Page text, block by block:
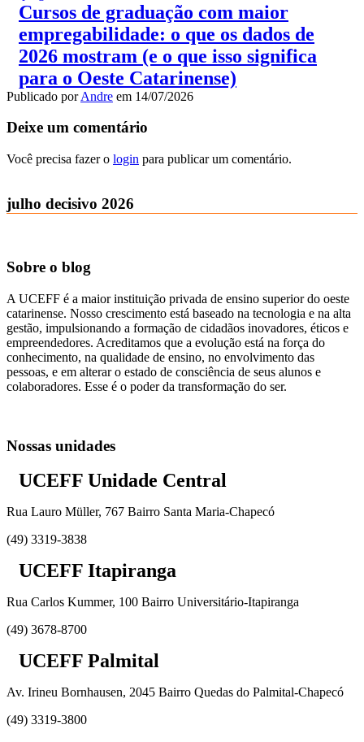
Cursos de graduação com maior
empregabilidade: o que os dados de
2026 mostram (e o que isso significa
para o Oeste Catarinense)
Publicado porAndre em 14/07/2026
Deixe um comentário
Você precisa fazer o login para publicar um comentário.
julho decisivo 2026
Sobre o blog
A UCEFF é a maior instituição privada de ensino superior do oeste
catarinense. Nosso crescimento está baseado na tecnologia e na alta
gestão, impulsionando a formação de cidadãos inovadores, éticos e
empreendedores. Acreditamos que a evolução está na força do
conhecimento, na qualidade de ensino, no envolvimento das
pessoas, e em alterar o estado de consciência de seus alunos e
colaboradores. Esse é o poder da transformação do ser.
Nossas unidades
UCEFF Unidade Central
Rua Lauro Müller, 767 Bairro Santa Maria-Chapecó
(49) 3319-3838
UCEFF Itapiranga
Rua Carlos Kummer, 100 Bairro Universitário-Itapiranga
(49) 3678-8700
UCEFF Palmital
Av. Irineu Bornhausen, 2045 Bairro Quedas do Palmital-Chapecó
(49) 3319-3800